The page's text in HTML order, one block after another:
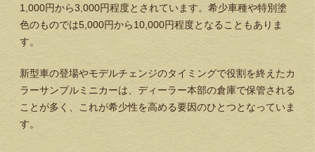
1,000円から3,000円程度とされています。希少車種や特別塗
色のものでは5,000円から10,000円程度となることもありま
す。
新型車の登場やモデルチェンジのタイミングで役割を終えたカ
ラーサンプルミニカーは、ディーラー本部の倉庫で保管される
ことが多く、これが希少性を高める要因のひとつとなっていま
す。